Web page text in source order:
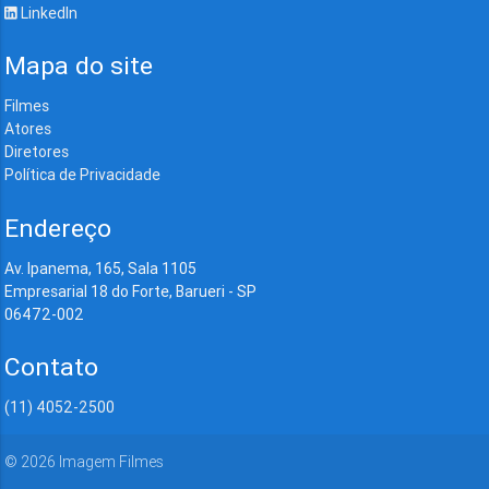
LinkedIn
Mapa do site
Filmes
Atores
Diretores
Política de Privacidade
Endereço
Av. Ipanema, 165, Sala 1105
Empresarial 18 do Forte, Barueri - SP
06472-002
Contato
(11) 4052-2500
© 2026 Imagem Filmes